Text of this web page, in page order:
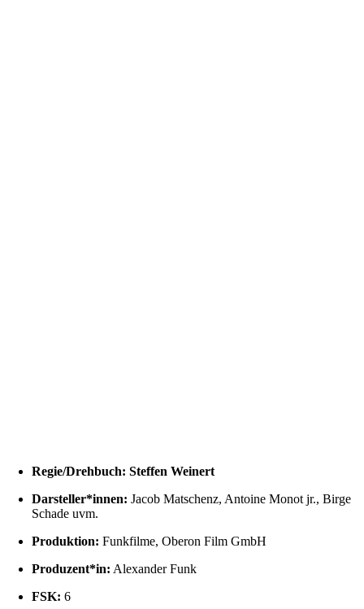
Regie/Drehbuch: Steffen Weinert
Darsteller*innen: Jacob Matschenz, Antoine Monot jr., Birge
Schade uvm.
Produktion:Funkfilme, Oberon Film GmbH
Produzent*in: Alexander Funk
FSK: 6